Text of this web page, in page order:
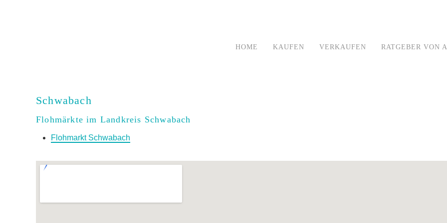
HOME KAUFEN VERKAUFEN RATGEBER VON
Schwabach
Flohmärkte im Landkreis Schwabach
Flohmarkt Schwabach